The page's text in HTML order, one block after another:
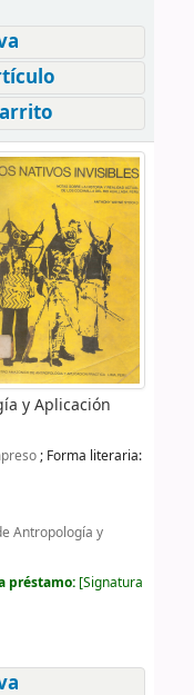
y Aplicación
; Forma literaria:
Antropología y
préstamo: Signatura